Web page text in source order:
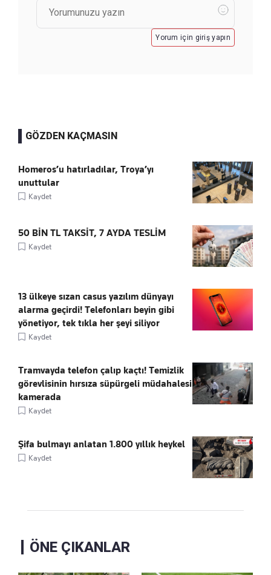
Yorum için giriş yapın
GÖZDEN KAÇMASIN
Homeros’u hatırladılar, Troya’yı
unuttular
Kaydet
50 BİN TL TAKSİT, 7 AYDA TESLİM
Kaydet
13 ülkeye sızan casus yazılım dünyayı
alarma geçirdi! Telefonları beyin gibi
yönetiyor, tek tıkla her şeyi siliyor
Kaydet
Tramvayda telefon çalıp kaçtı! Temizlik
görevlisinin hırsıza süpürgeli müdahalesi
kamerada
Kaydet
Şifa bulmayı anlatan 1.800 yıllık heykel
Kaydet
ÖNE ÇIKANLAR